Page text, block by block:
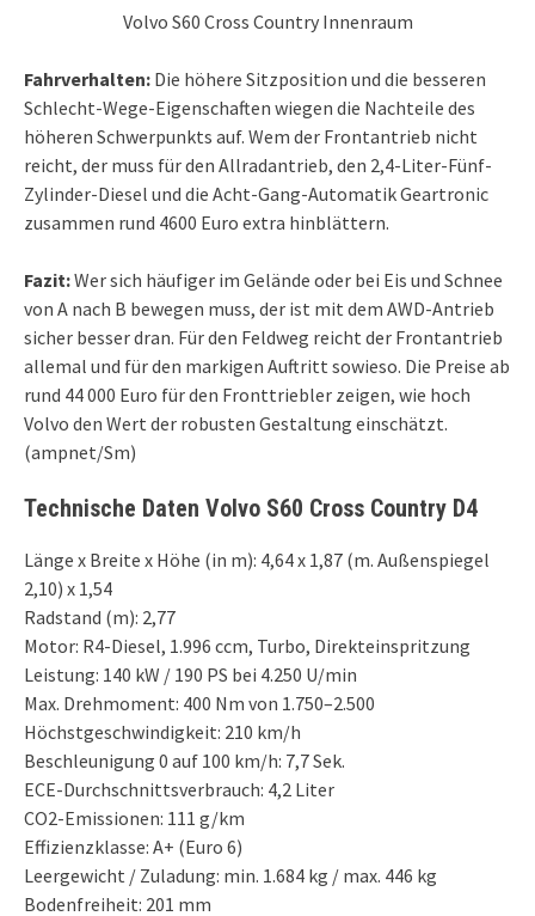
Volvo S60 Cross Country Innenraum
Fahrverhalten: Die höhere Sitzposition und die besseren
Schlecht-Wege-Eigenschaften wiegen die Nachteile des
höheren Schwerpunkts auf. Wem der Frontantrieb nicht
reicht, der muss für den Allradantrieb, den 2,4-Liter-Fünf-
Zylinder-Diesel und die Acht-Gang-Automatik Geartronic
zusammen rund 4600 Euro extra hinblättern.
Fazit:Wer sich häufiger im Gelände oder bei Eis und Schnee
von A nach B bewegen muss, der ist mit dem AWD-Antrieb
sicher besser dran. Für den Feldweg reicht der Frontantrieb
allemal und für den markigen Auftritt sowieso. Die Preise ab
rund 44 000 Euro für den Fronttriebler zeigen, wie hoch
Volvo den Wert der robusten Gestaltung einschätzt.
(ampnet/Sm)
Technische Daten Volvo S60 Cross Country D4
Länge x Breite x Höhe (in m): 4,64 x 1,87 (m. Außenspiegel
2,10) x 1,54
Radstand (m): 2,77
Motor: R4-Diesel, 1.996 ccm, Turbo, Direkteinspritzung
Leistung: 140 kW / 190 PS bei 4.250 U/min
Max. Drehmoment: 400 Nm von 1.750–2.500
Höchstgeschwindigkeit: 210 km/h
Beschleunigung 0 auf 100 km/h: 7,7 Sek.
ECE-Durchschnittsverbrauch: 4,2 Liter
CO2-Emissionen: 111 g/km
Effizienzklasse: A+ (Euro 6)
Leergewicht / Zuladung: min. 1.684 kg / max. 446 kg
Bodenfreiheit: 201 mm